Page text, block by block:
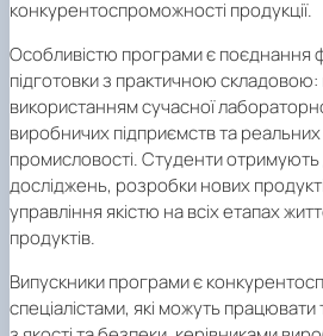
конкурентоспроможності продукції.
Особливістю програми є поєднання
підготовки з практичною складовою:
використанням сучасної
виробничих підприємств та реальних
промисловості. Студенти
досліджень, розробки нових
управління якістю на всіх етапах
продуктів.
Випускники програми є
спеціалістами, які можуть